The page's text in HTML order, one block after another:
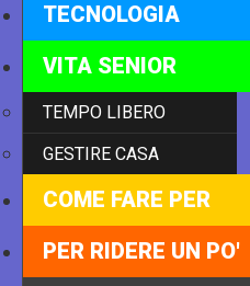
TECNOLOGIA
VITA SENIOR
TEMPO LIBERO
GESTIRE CASA
COME FARE PER
PER RIDERE UN PO'